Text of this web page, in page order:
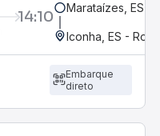
14:10 Marataízes, ES
Iconha, ES -
Embarque
direto